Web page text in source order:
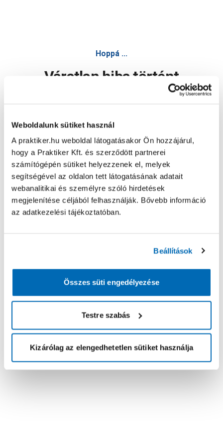
Weboldalunk sütiket használ
A praktiker.hu weboldal látogatásakor Ön hozzájárul,
hogy a Praktiker Kft. és szerződött partnerei
számítógépén sütiket helyezzenek el, melyek
segítségével az oldalon tett látogatásának adatait
webanalitikai és személyre szóló hirdetések
megjelenítése céljából felhasználják. Bővebb információ
az adatkezelési tájékoztatóban.
Beállítások
Összes süti engedélyezése
Testre szabás
Kizárólag az elengedhetetlen sütiket használja
Hoppá ...
Váratlan hiba történt
Oldal újratöltése